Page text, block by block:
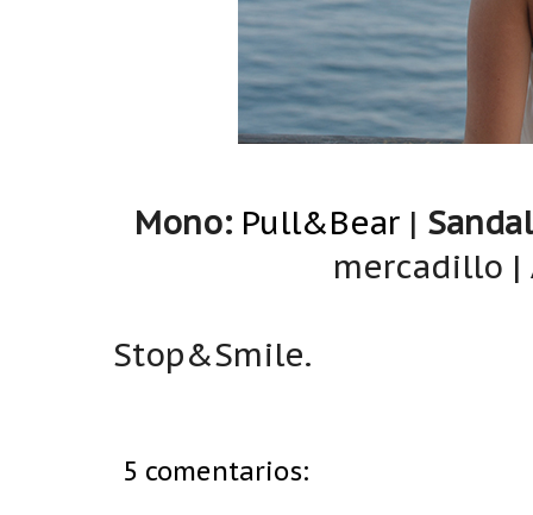
Mono: Pull&Bear |
mercadillo |
Stop&Smile.
5 comentarios: